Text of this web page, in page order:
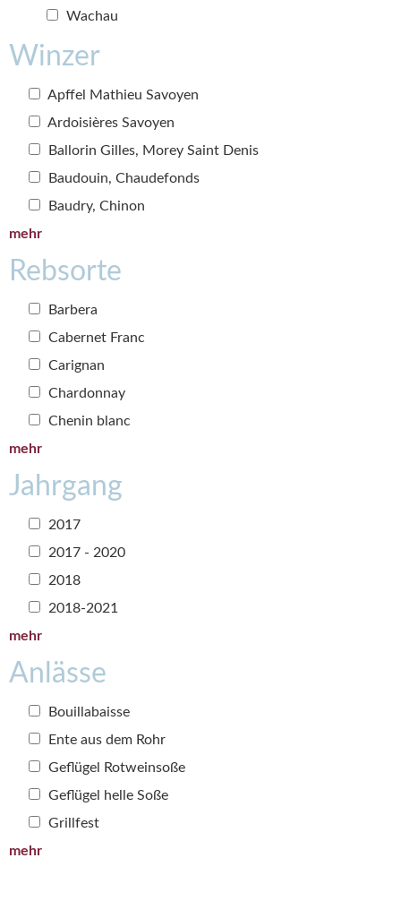
Wachau
Winzer
Apffel Mathieu Savoyen
Ardoisières Savoyen
Ballorin Gilles, Morey Saint Denis
Baudouin, Chaudefonds
Baudry, Chinon
mehr
Rebsorte
Barbera
Cabernet Franc
Carignan
Chardonnay
Chenin blanc
mehr
Jahrgang
2017
2017 - 2020
2018
2018-2021
mehr
Anlässe
Bouillabaisse
Ente aus dem Rohr
Geflügel Rotweinsoße
Geflügel helle Soße
Grillfest
mehr